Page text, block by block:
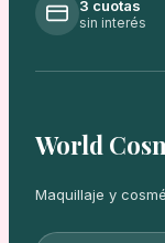
3 cuotas
sin interés
World
Maquillaje y